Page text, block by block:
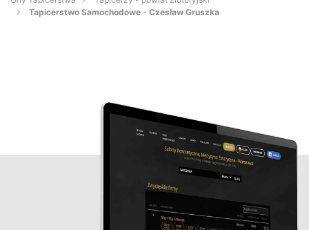
Tapicerstwo Samochodowe - Czesław Gruszka